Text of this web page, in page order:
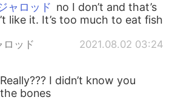
ャロッド no I don’t and that’s
like it. It’s too much to eat fish
ッド 2021.08.02 03:24
Really??? I didn’t know you
bones